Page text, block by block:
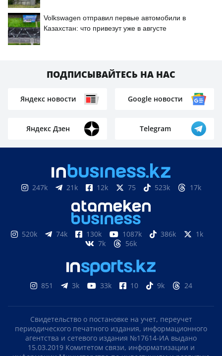
Volkswagen отправил первые автомобили в
Казахстан: что привезут уже в августе
ПОДПИСЫВАЙТЕСЬ НА НАС
Яндекс новости Google новости
Яндекс Дзен Telegram
247k 21k 12k 75 523k 17k
520k 74k 130k 1087k 386k
1k
7k
56k
851 3k 33k 10 9k 24
Свидетельство о постановке на учет, переучет
периодического печатного издания, информационного
агентства и сетевого издания №17614-ИА выдано
15.03.2019 Комитетом связи, информатизации и
Подпишитесь на наш Telegram канал!
Узнавайте о новостях первыми